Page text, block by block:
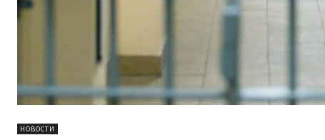
НОВОСТИ